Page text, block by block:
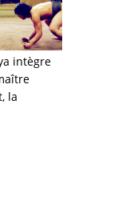
intègre
la